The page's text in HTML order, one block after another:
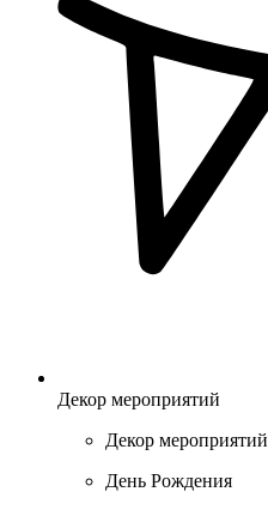
Декор мероприятий
Декор мероприятий
День Рождения